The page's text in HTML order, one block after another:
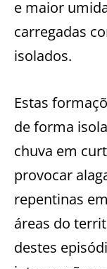
e maior
carregadas
isolados.
Estas
de forma
chuva em
provocar
repentinas
áreas do
destes